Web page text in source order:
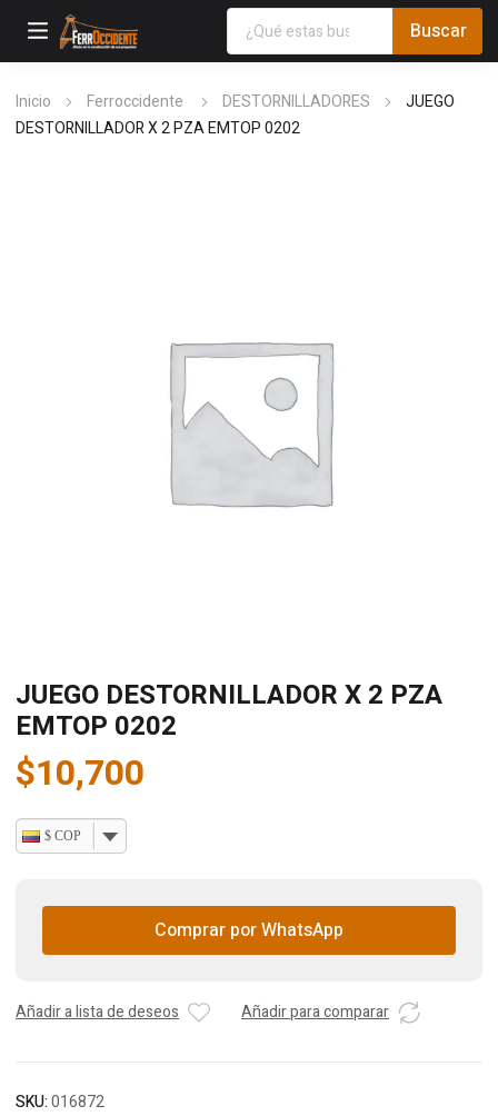
Inicio Ferroccidente DESTORNILLADORES
JUEGO
DESTORNILLADOR X 2 PZA EMTOP 0202
JUEGO DESTORNILLADOR X 2 PZA
EMTOP 0202
$10,700
$ COP
Comprar por WhatsApp
Añadir a lista de deseos Añadir para comparar
SKU:016872